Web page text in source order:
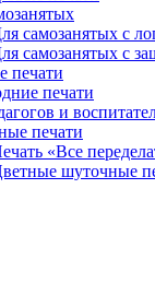
самозанятых с
самозанятых с
печати
печати
и
печати
«Все
шуточные